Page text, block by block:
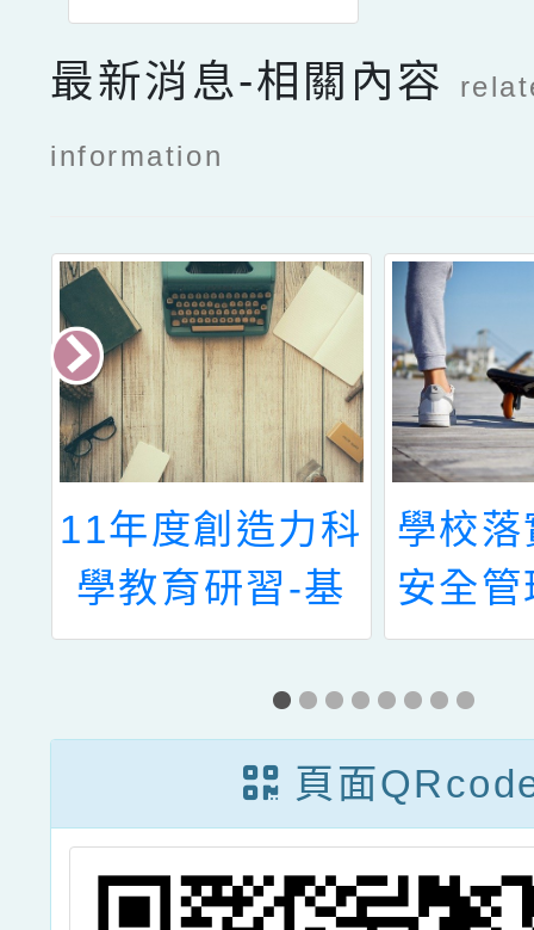
最新消息-相關內容
information
11年度創造力科
學教育研習-基
礎實驗操作課程
工作坊
學校
安全
管
頁面